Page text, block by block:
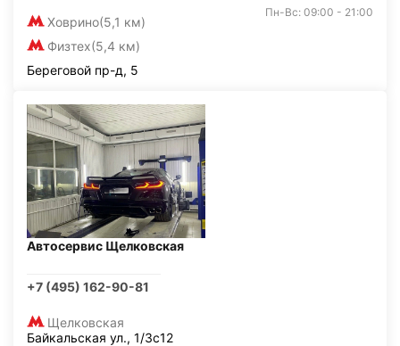
Ховрино(5,1 км)
Физтех(5,4 км)
Пн-Вс: 09:00 - 21:00
Береговой пр-д, 5
Автосервис Щелковская
+7 (495) 162-90-81
Щелковская
Байкальская ул., 1/3с12